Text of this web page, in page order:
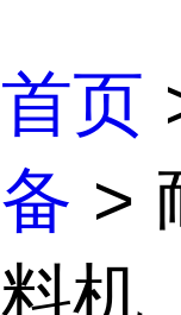
首页
备 >
料机